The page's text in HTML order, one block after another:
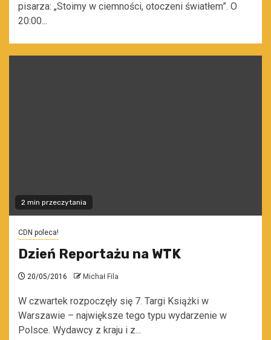
pisarza: „Stoimy w ciemności, otoczeni światłem”. O
20:00...
2 min przeczytania
CDN poleca!
Dzień Reportażu na WTK
20/05/2016 Michał Fila
W czwartek rozpoczęły się 7. Targi Książki w
Warszawie – największe tego typu wydarzenie w
Polsce. Wydawcy z kraju i z...